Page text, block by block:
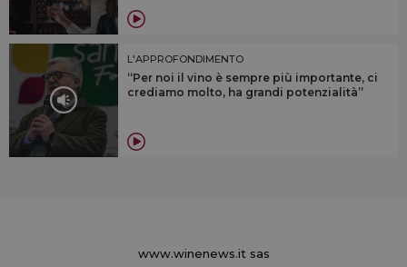
L'APPROFONDIMENTO
“Per noi il vino è sempre più importante, ci
crediamo molto, ha grandi potenzialità”
www.winenews.it sas